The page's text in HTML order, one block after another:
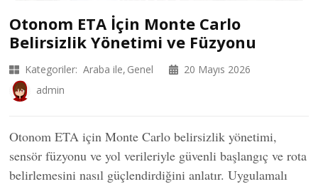
Otonom ETA İçin Monte Carlo
Belirsizlik Yönetimi ve Füzyonu
Kategoriler: Araba ile Genel
20 Mayıs 2026
admin
Otonom ETA için Monte Carlo belirsizlik yönetimi,
sensör füzyonu ve yol verileriyle güvenli başlangıç ve rota
belirlemesini nasıl güçlendirdiğini anlatır. Uygulamalı